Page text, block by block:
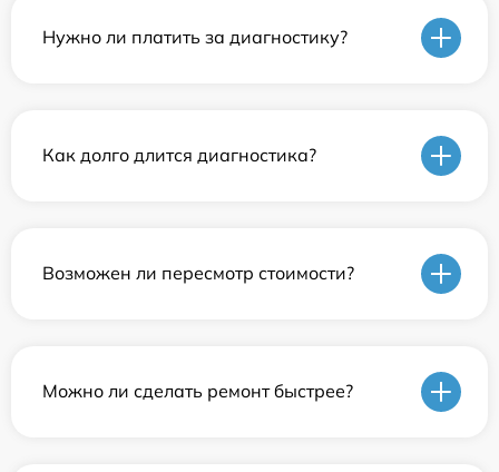
Нужно ли платить за диагностику?
Как долго длится диагностика?
Возможен ли пересмотр стоимости?
Можно ли сделать ремонт быстрее?